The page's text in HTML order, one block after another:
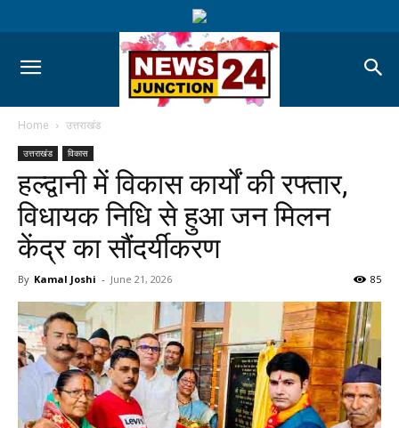
Home उत्तराखंड
उत्तराखंड विकास
हल्द्वानी में विकास कार्यों की रफ्तार,
विधायक निधि से हुआ जन मिलन
केंद्र का सौंदर्यीकरण
By Kamal Joshi - June 21, 2026 85